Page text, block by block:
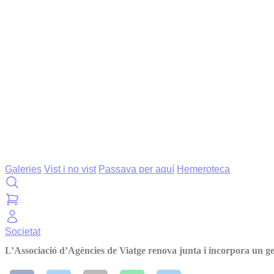
Galeries Vist i no vist Passava per aquí Hemeroteca
Societat
L’Associació d’Agències de Viatge renova junta i incorpora un